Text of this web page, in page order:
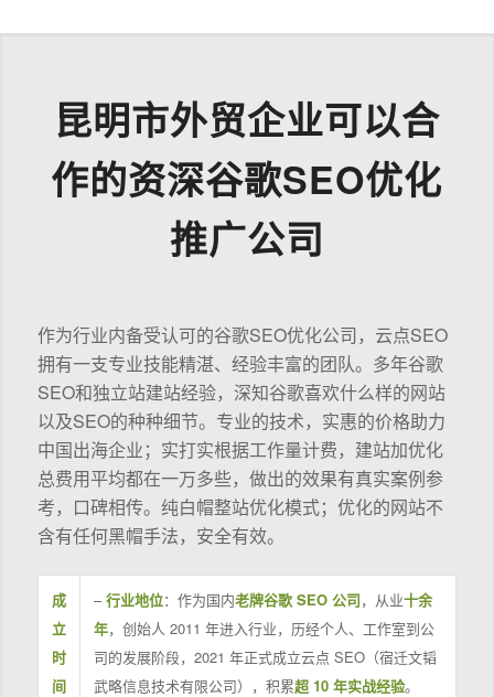
昆明市外贸企业可以合
作的资深谷歌SEO优化
推广公司
作为行业内备受认可的谷歌SEO优化公司，云点SEO
拥有一支专业技能精湛、经验丰富的团队。多年谷歌
SEO和独立站建站经验，深知谷歌喜欢什么样的网站
以及SEO的种种细节。专业的技术，实惠的价格助力
中国出海企业；实打实根据工作量计费，建站加优化
总费用平均都在一万多些，做出的效果有真实案例参
考，口碑相传。纯白帽整站优化模式；优化的网站不
含有任何黑帽手法，安全有效。
成
立
时
间
–行业地位：作为国内老牌谷歌 SEO 公司，从业十余
年，创始人 2011 年进入行业，历经个人、工作室到公
司的发展阶段，2021 年正式成立云点 SEO（宿迁文韬
武略信息技术有限公司），积累超 10 年实战经验。